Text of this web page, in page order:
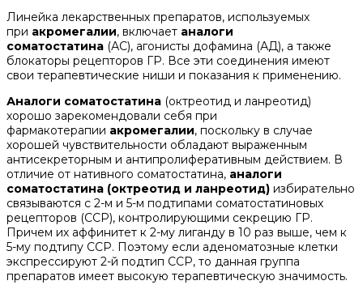
Линейка лекарственных препаратов, используемых
при акромегалии, включает аналоги
соматостатина (АС), агонисты дофамина (АД), а также
блокаторы рецепторов ГР. Все эти соединения имеют
свои терапевтические ниши и показания к применению.
Аналоги соматостатина (октреотид и ланреотид)
хорошо зарекомендовали себя при
фармакотерапии акромегалии, поскольку в случае
хорошей чувствительности обладают выраженным
антисекреторным и антипролиферативным действием. В
отличие от нативного соматостатина, аналоги
соматостатина (октреотид и ланреотид) избирательно
связываются с 2-м и 5-м подтипами соматостатиновых
рецепторов (ССР), контролирующими секрецию ГР.
Причем их аффинитет к 2-му лиганду в 10 раз выше, чем к
5-му подтипу ССР. Поэтому если аденоматозные клетки
экспрессируют 2-й подтип ССР, то данная группа
препаратов имеет высокую терапевтическую значимость.